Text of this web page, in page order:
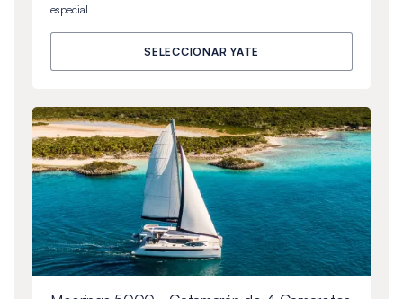
especial
SELECCIONAR YATE